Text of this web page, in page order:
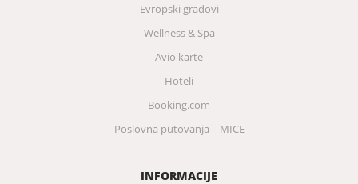
Evropski gradovi
Wellness & Spa
Avio karte
Hoteli
Booking.com
Poslovna putovanja – MICE
INFORMACIJE